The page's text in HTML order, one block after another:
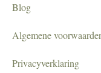
Blog
Algemene
Privacyverklaring